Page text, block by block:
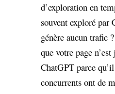
d’exploration en
souvent exploré par
génère aucun trafic
que votre page
ChatGPT parce
concurrents ont de